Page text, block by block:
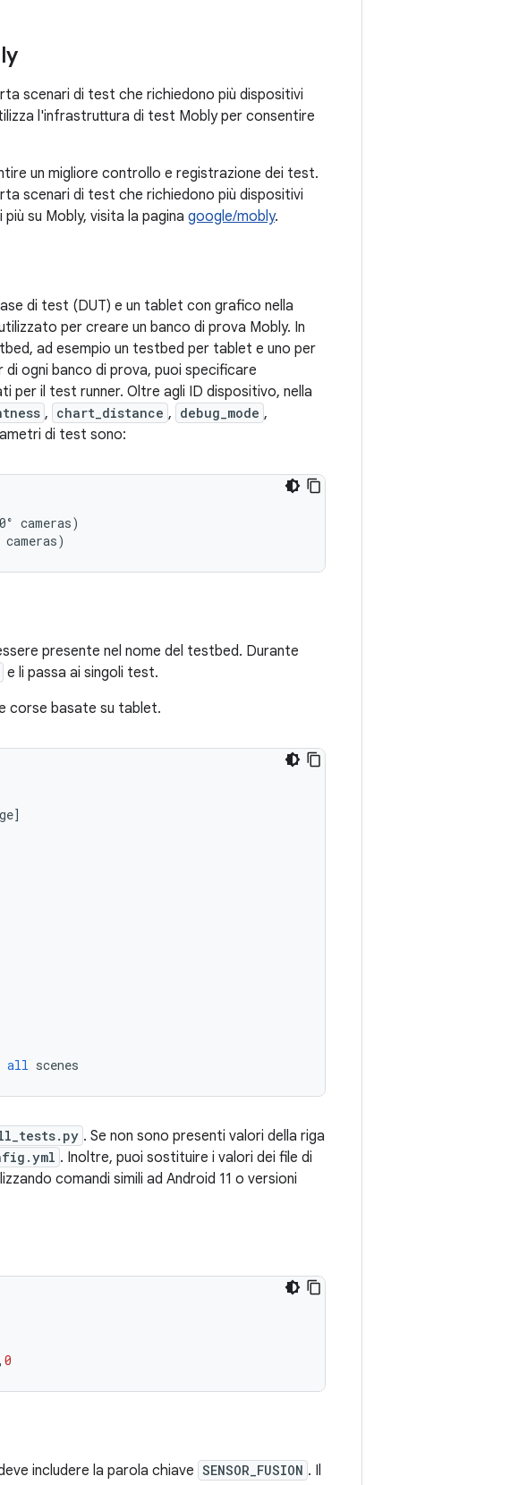
scenari di test che richiedono più dispositivi
l'infrastruttura di test Mobly per consentire
un migliore controllo e registrazione dei test.
scenari di test che richiedono più dispositivi
su Mobly, visita la pagina google/mobly.
di test (DUT) e un tablet con grafico nella
per creare un banco di prova Mobly. In
ad esempio un testbed per tablet e uno per
ogni banco di prova, puoi specificare
per il test runner. Oltre agli ID dispositivo, nella
, chart_distance , debug_mode ,
di test sono:
cameras)
presente nel nome del testbed. Durante
e li passa ai singoli test.
corse basate su tablet.
]
all scenes
. Se non sono presenti valori della riga
. Inoltre, puoi sostituire i valori dei file di
comandi simili ad Android 11 o versioni
, 0
includere la parola chiave SENSOR_FUSION . Il